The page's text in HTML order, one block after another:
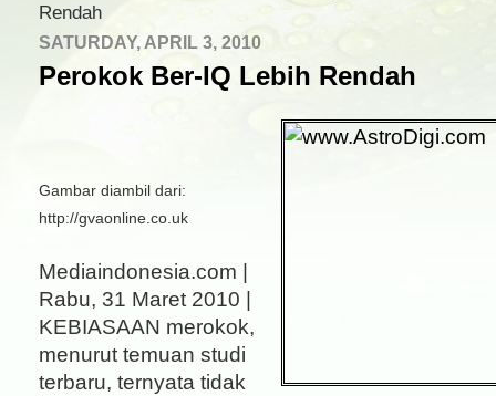
Rendah
SATURDAY, APRIL 3, 2010
Perokok Ber-IQ Lebih Rendah
Gambar diambil dari:
http://gvaonline.co.uk
Mediaindonesia.com |
Rabu, 31 Maret 2010 |
KEBIASAAN merokok,
menurut temuan studi
terbaru, ternyata tidak